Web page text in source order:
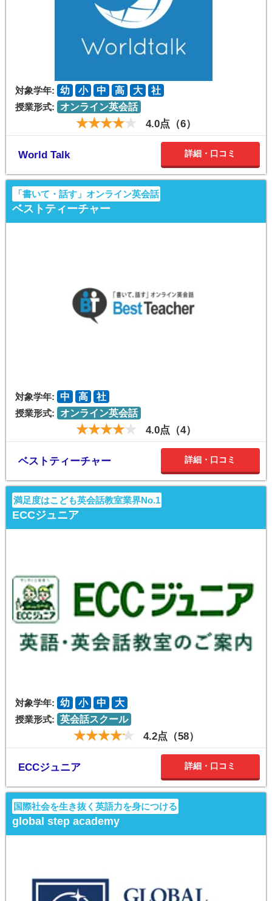
対象学年: 幼 小 中 高 大
社
授業形式:
オンライン英会話
4.0点（6）
World Talk 詳細・口コミ
「書いて・話す」オンライン英会話
ベストティーチャー
対象学年: 中 高
社
授業形式:
オンライン英会話
4.0点（4）
ベストティーチャー 詳細・口コミ
満足度はこども英会話教室業界No.1
ECCジュニア
対象学年: 幼 小 中
大
授業形式: 英会話スクール
4.2点（58）
ECCジュニア 詳細・口コミ
国際社会を生き抜く英語力を身につける
global step academy